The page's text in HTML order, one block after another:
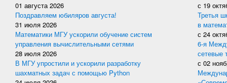
01 августа 2026
Поздравляем юбиляров августа!
31 июля 2026
Математики МГУ ускорили обучение систем
управления вычислительными сетями
28 июля 2026
В МГУ упростили и ускорили разработку
шахматных задач с помощью Python
с 19
Третья
в
с 24
6-я
сетевые
с 02